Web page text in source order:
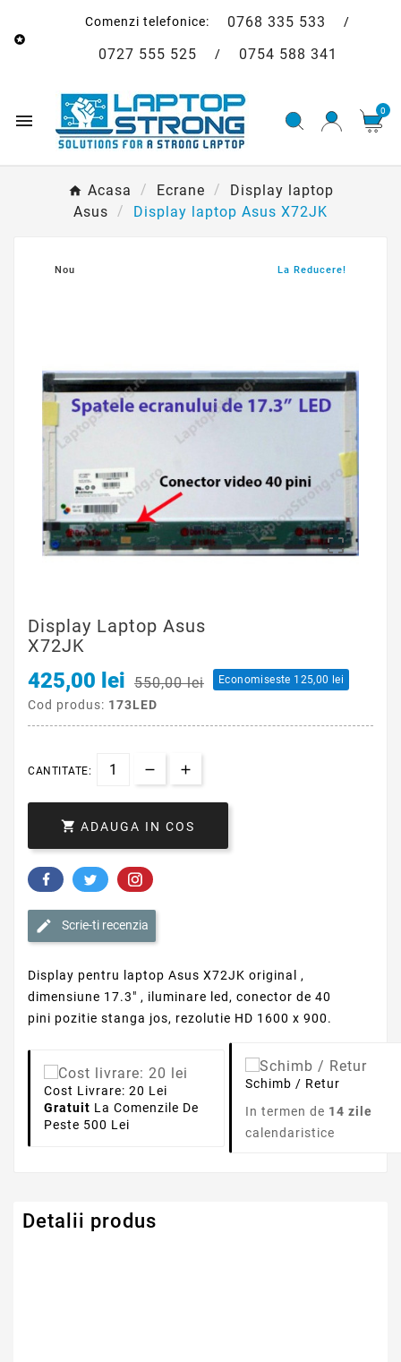

Comenzi telefonice: 0768 335 533
0727 555 525 / 0754 588 341
 0
Acasa Ecrane
Display laptop
Asus
Display laptop Asus X72JK
Nou La Reducere!

Display Laptop Asus
X72JK
425,00 lei 550,00 lei Economiseste 125,00 lei
Cod produs: 173LED
CANTITATE:
 ADAUGA IN COS
Scrie-ti recenzia
Display pentru laptop Asus X72JK original ,
dimensiune 17.3" , iluminare led, conector de 40
pini pozitie stanga jos, rezolutie HD 1600 x 900.
Cost Livrare: 20 Lei
Gratuit La Comenzile De
Peste 500 Lei
Schimb / Retur
In termen de 14 zile
calendaristice
Detalii produs